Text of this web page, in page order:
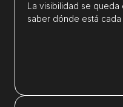
La visibilidad se
saber dónde está